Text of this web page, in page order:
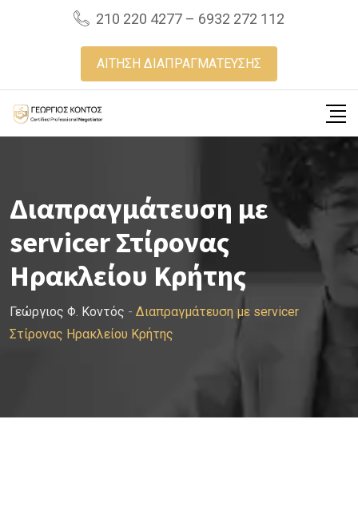
210 220 4277 – 6932 272 112
ΑΙΤΗΣΗ ΔΙΑΠΡΑΓΜΑΤΕΥΣΗΣ
Διαπραγμάτευση με
servicer Στίρονας
Ηρακλείου Κρήτης
Γεώργιος Φ. Κοντός - Διαπραγμάτευση με servicer
Στίρονας Ηρακλείου Κρήτης